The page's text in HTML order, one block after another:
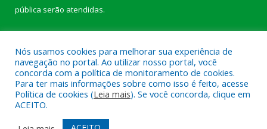
pública serão atendidas.
Todos os direitos reservados a Câmara Municipal de Anajás.
Mapa do Site Acessar Área Administrativa
Nós usamos cookies para melhorar sua experiência de
navegação no portal. Ao utilizar nosso portal, você
concorda com a política de monitoramento de cookies.
Para ter mais informações sobre como isso é feito, acesse
Política de cookies (Leia mais). Se você concorda, clique em
ACEITO.